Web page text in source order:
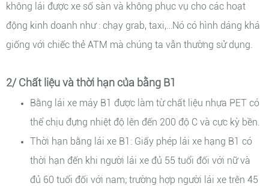
không lái được xe số sàn và không phục vụ cho các hoạt
động kinh doanh như : chạy grab, taxi,…Nó có hình dáng khá
giống với chiếc thẻ ATM mà chúng ta vẫn thường sử dụng.
2/ Chất liệu và thời hạn của bằng B1
Bằng lái xe máy B1 được làm từ chất liệu nhựa PET có
thể chịu đựng nhiệt độ lên đến 200 độ C và cực kỳ bền.
Thời hạn bằng lái xe B1: Giấy phép lái xe hạng B1 có
thời hạn đến khi người lái xe đủ 55 tuổi đối với nữ và
đủ 60 tuổi đối với nam; trường hợp người lái xe trên 45